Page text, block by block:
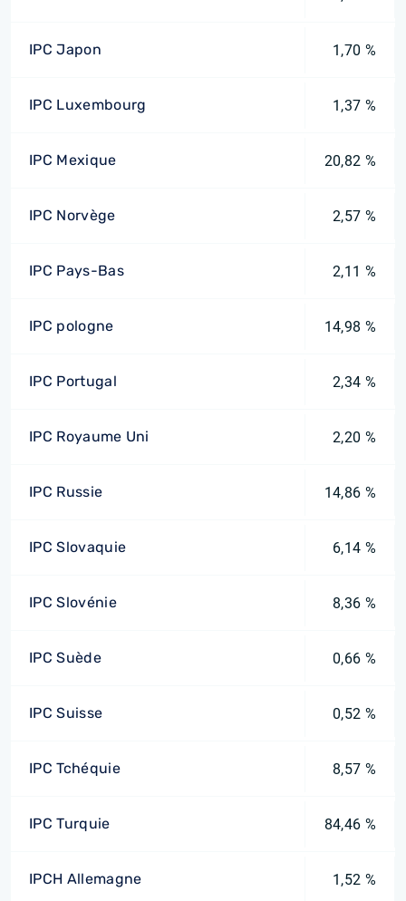
IPC Japon 1,70 %
IPC Luxembourg 1,37 %
IPC Mexique 20,82 %
IPC Norvège 2,57 %
IPC Pays-Bas 2,11 %
IPC pologne 14,98 %
IPC Portugal 2,34 %
IPC Royaume Uni 2,20 %
IPC Russie 14,86 %
IPC Slovaquie 6,14 %
IPC Slovénie 8,36 %
IPC Suède 0,66 %
IPC Suisse 0,52 %
IPC Tchéquie 8,57 %
IPC Turquie 84,46 %
IPCH Allemagne 1,52 %